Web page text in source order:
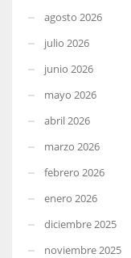
agosto 2026
julio 2026
junio 2026
mayo 2026
abril 2026
marzo 2026
febrero 2026
enero 2026
diciembre 2025
noviembre 2025